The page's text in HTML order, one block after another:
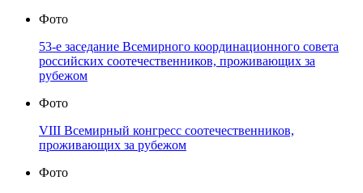
Фото
53-е заседание Всемирного координационного совета
российских соотечественников, проживающих за
рубежом
Фото
VIII Всемирный конгресс соотечественников,
проживающих за рубежом
Фото